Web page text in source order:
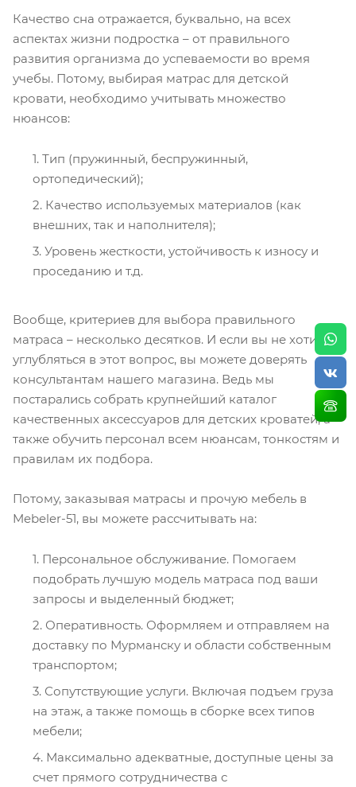
Качество сна отражается, буквально, на всех
аспектах жизни подростка – от правильного
развития организма до успеваемости во время
учебы. Потому, выбирая матрас для детской
кровати, необходимо учитывать множество
нюансов:
Тип (пружинный, беспружинный,
ортопедический);
Качество используемых материалов (как
внешних, так и наполнителя);
Уровень жесткости, устойчивость к износу и
проседанию и т.д.
Вообще, критериев для выбора правильного
матраса – несколько десятков. И если вы не хотите
углубляться в этот вопрос, вы можете доверять
консультантам нашего магазина. Ведь мы
постарались собрать крупнейший каталог
качественных аксессуаров для детских кроватей, а
также обучить персонал всем нюансам, тонкостям и
правилам их подбора.
Потому, заказывая матрасы и прочую мебель в
Mebeler-51, вы можете рассчитывать на:
Персональное обслуживание. Помогаем
подобрать лучшую модель матраса под ваши
запросы и выделенный бюджет;
Оперативность. Оформляем и отправляем на
доставку по Мурманску и области собственным
транспортом;
Сопутствующие услуги. Включая подъем груза
на этаж, а также помощь в сборке всех типов
мебели;
Максимально адекватные, доступные цены за
счет прямого сотрудничества с